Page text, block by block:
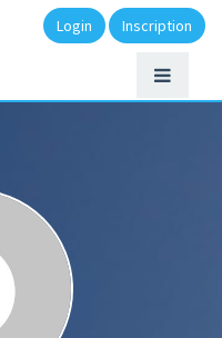
Login Inscription